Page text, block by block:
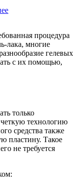
процедура
лака, многие
гелевых
с их помощью,
только
технологию
средства также
пластину. Такое
не требуется